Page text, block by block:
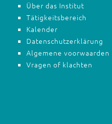
Über das Institut
Tätigkeitsbereich
Kalender
Datenschutzerklärung
Algemene voorwaarden
Vragen of klachten